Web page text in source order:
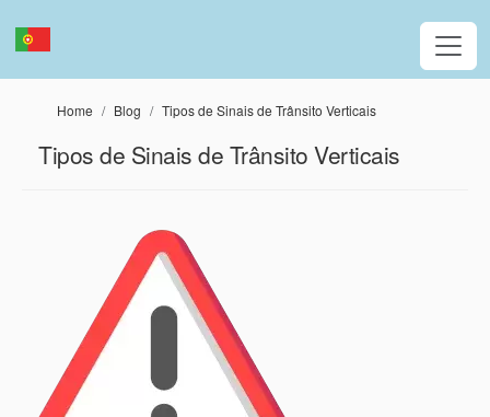
Home Blog Tipos de Sinais de Trânsito Verticais
Tipos de Sinais de Trânsito Verticais